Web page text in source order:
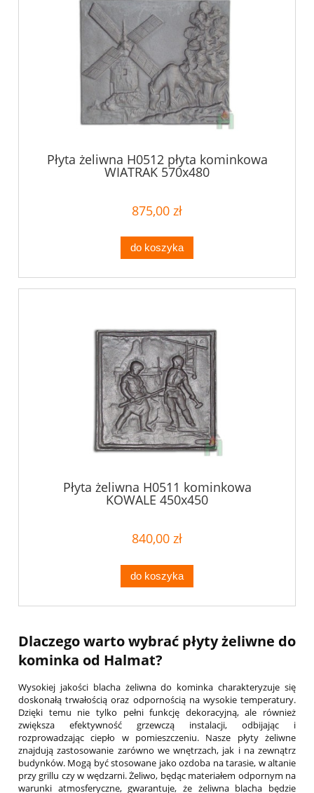
Płyta żeliwna H0512 płyta kominkowa
WIATRAK 570x480
875,00 zł
do koszyka
Płyta żeliwna H0511 kominkowa
KOWALE 450x450
840,00 zł
do koszyka
Dlaczego warto wybrać płyty żeliwne do
kominka od Halmat?
Wysokiej jakości blacha żeliwna do kominka charakteryzuje się
doskonałą trwałością oraz odpornością na wysokie temperatury.
Dzięki temu nie tylko pełni funkcję dekoracyjną, ale również
zwiększa efektywność grzewczą instalacji, odbijając i
rozprowadzając ciepło w pomieszczeniu. Nasze płyty żeliwne
znajdują zastosowanie zarówno we wnętrzach, jak i na zewnątrz
budynków. Mogą być stosowane jako ozdoba na tarasie, w altanie
przy grillu czy w wędzarni. Żeliwo, będąc materiałem odpornym na
warunki atmosferyczne, gwarantuje, że żeliwna blacha będzie